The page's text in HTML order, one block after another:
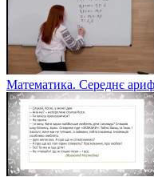
Математика. Середнє